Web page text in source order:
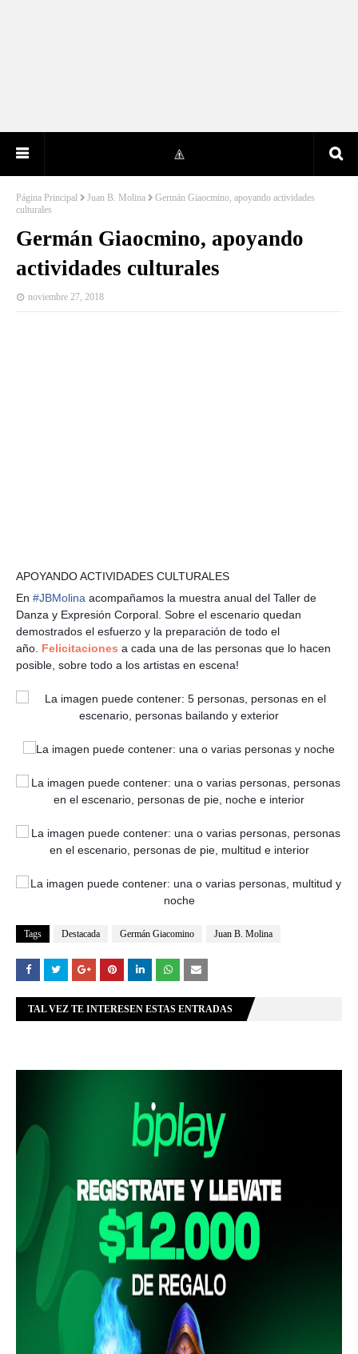
Página Principal Juan B. Molina
Germán Giaocmino, apoyando actividades
culturales
Germán Giaocmino, apoyando
actividades culturales
noviembre 27, 2018
APOYANDO ACTIVIDADES CULTURALES
En #JBMolina acompañamos la muestra anual del Taller de
Danza y Expresión Corporal. Sobre el escenario quedan
demostrados el esfuerzo y la preparación de todo el
año. Felicitaciones a cada una de las personas que lo hacen
posible, sobre todo a los artistas en escena!
Tags Destacada Germán Giacomino Juan B. Molina
TAL VEZ TE INTERESEN ESTAS ENTRADAS